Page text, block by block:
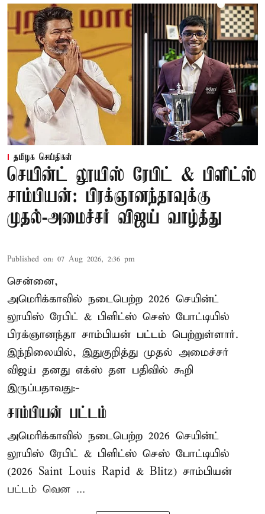
தமிழக செய்திகள்
செயின்ட் லூயிஸ் ரேபிட் & பிளிட்ஸ்
சாம்பியன்: பிரக்ஞானந்தாவுக்கு
முதல்-அமைச்சர் விஜய் வாழ்த்து
Published on: 07 Aug 2026, 2:36 pm
சென்னை,
அமெரிக்காவில் நடைபெற்ற 2026 செயின்ட்
லூயிஸ் ரேபிட் & பிளிட்ஸ் செஸ் போட்டியில்
பிரக்ஞானந்தா சாம்பியன் பட்டம் பெற்றுள்ளார்.
இந்நிலையில், இதுகுறித்து முதல் அமைச்சர்
விஜய் தனது எக்ஸ் தள பதிவில் கூறி
இருப்பதாவது:-
சாம்பியன் பட்டம்
அமெரிக்காவில் நடைபெற்ற 2026 செயின்ட்
லூயிஸ் ரேபிட் & பிளிட்ஸ் செஸ் போட்டியில்
(2026 Saint Louis Rapid & Blitz) சாம்பியன்
பட்டம் வென ...